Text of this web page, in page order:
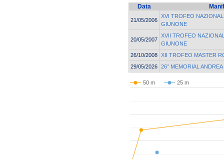
Data
21/05/2006
XVI TROFEO
GIUNONE
20/05/2007
XVII TROFEO
GIUNONE
26/10/2008 XII TROFEO MASTER
29/05/2026 26° MEMORIAL
50 m 25 m